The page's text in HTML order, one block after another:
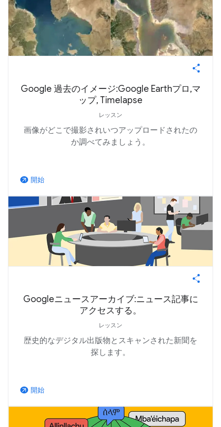
Google 過去のイメージ:Google Earthプロ,マ
ップ, Timelapse
レッスン
画像がどこで撮影されいつアップロードされたの
か調べてみましょう。
arrow_outward 開始
Googleニュースアーカイブ:ニュース記事に
アクセスする。
レッスン
歴史的なデジタル出版物とスキャンされた新聞を
探します。
arrow_outward 開始